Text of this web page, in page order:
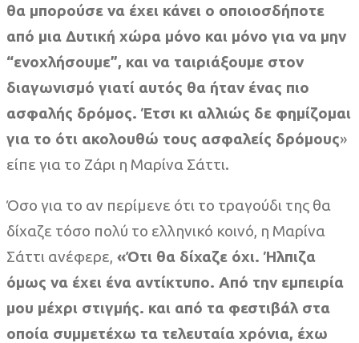
θα μπορούσε να έχει κάνει ο οποιοσδήποτε
από μια Δυτική χώρα μόνο και μόνο για να μην
“ενοχλήσουμε”, και να ταιριάξουμε στον
διαγωνισμό γιατί αυτός θα ήταν ένας πιο
ασφαλής δρόμος. Έτσι κι αλλιώς δε φημίζομαι
για το ότι ακολουθώ τους ασφαλείς δρόμους»
είπε για το Ζάρι η Μαρίνα Σάττι.
Όσο για το αν περίμενε ότι το τραγούδι της θα
δίχαζε τόσο πολύ το ελληνικό κοινό, η Μαρίνα
Σάττι ανέφερε, «Ότι θα δίχαζε όχι. Ήλπιζα
όμως να έχει ένα αντίκτυπο. Από την εμπειρία
μου μέχρι στιγμής. και από τα φεστιβάλ στα
οποία συμμετέχω τα τελευταία χρόνια, έχω